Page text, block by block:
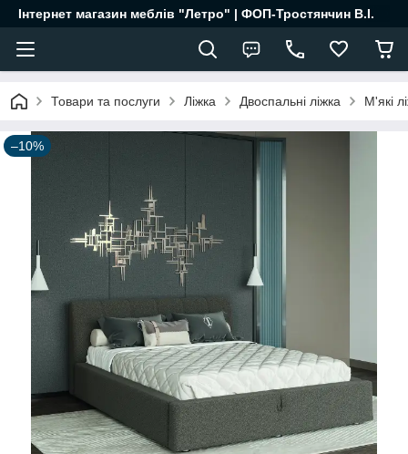
Інтернет магазин меблів "Летро" | ФОП-Тростянчин В.І.
Товари та послуги Ліжка Двоспальні ліжка М'які
–10%